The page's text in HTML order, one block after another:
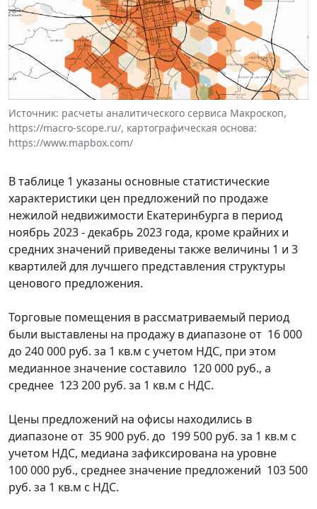
Источник: расчеты аналитического сервиса Макроскоп,
https://macro-scope.ru/, картографическая основа:
https://www.mapbox.com/
В таблице 1 указаны основные статистические
характеристики цен предложений по продаже
нежилой недвижимости Екатеринбурга в период
ноябрь 2023 - декабрь 2023 года, кроме крайних и
средних значений приведены также величины 1 и 3
квартилей для лучшего представления структуры
ценового предложения.
Торговые помещения в рассматриваемый период
были выставлены на продажу в диапазоне от 16 000
до 240 000 руб. за 1 кв.м с учетом НДС, при этом
медианное значение составило 120 000 руб., а
среднее 123 200 руб. за 1 кв.м с НДС.
Цены предложений на офисы находились в
диапазоне от 35 900 руб. до 199 500 руб. за 1 кв.м с
учетом НДС, медиана зафиксирована на уровне
100 000 руб., среднее значение предложений 103 500
руб. за 1 кв.м с НДС.